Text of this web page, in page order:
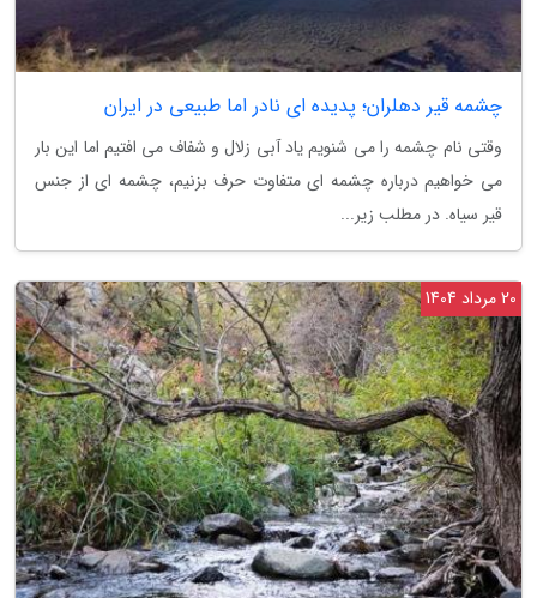
چشمه قیر دهلران؛ پدیده ای نادر اما طبیعی در ایران
وقتی نام چشمه را می شنویم یاد آبی زلال و شفاف می افتیم اما این بار
می خواهیم درباره چشمه ای متفاوت حرف بزنیم، چشمه ای از جنس
قیر سیاه. در مطلب زیر...
20 مرداد 1404